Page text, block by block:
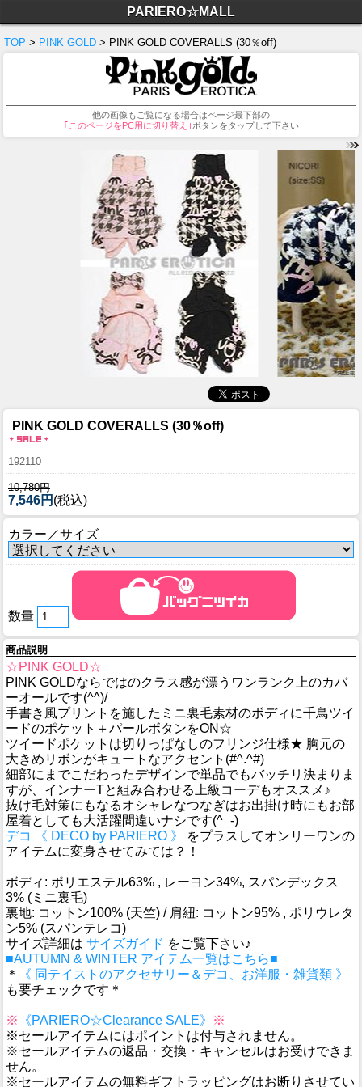
PARIERO☆MALL
TOP > PINK GOLD > PINK GOLD COVERALLS (30％off)
他の画像もご覧になる場合はページ最下部の
｢このページをPC用に切り替え｣ ボタンをタップして下さい
PINK GOLD COVERALLS (30％off)
192110
10,780円
7,546円 (税込)
カラー／サイズ
数量
商品説明
☆PINK GOLD☆
PINK GOLDならではのクラス感が漂うワンランク上のカバ
ーオールです(^^)/
手書き風プリントを施したミニ裏毛素材のボディに千鳥ツイ
ードのポケット＋パールボタンをON☆
ツイードポケットは切りっぱなしのフリンジ仕様★ 胸元の
大きめリボンがキュートなアクセント(#^.^#)
細部にまでこだわったデザインで単品でもバッチリ決まりま
すが、インナーTと組み合わせる上級コーデもオススメ♪
抜け毛対策にもなるオシャレなつなぎはお出掛け時にもお部
屋着としても大活躍間違いナシです(^_-)
デコ 《 DECO by PARIERO 》
をプラスしてオンリーワンの
アイテムに変身させてみては？！
ボディ: ポリエステル63% , レーヨン34%, スパンデックス
3% (ミニ裏毛)
裏地: コットン100% (天竺) / 肩紐: コットン95% , ポリウレタ
ン5% (スパンテレコ)
サイズ詳細は サイズガイド をご覧下さい♪
■AUTUMN & WINTER アイテム一覧はこちら■
＊
《 同テイストのアクセサリー＆デコ、お洋服・雑貨類 》
も要チェックです＊
※ 《PARIERO☆Clearance SALE》
※
※セールアイテムにはポイントは付与されません。
※セールアイテムの返品・交換・キャンセルはお受けできま
せん。
※セールアイテムの無料ギフトラッピングはお断りさせてい